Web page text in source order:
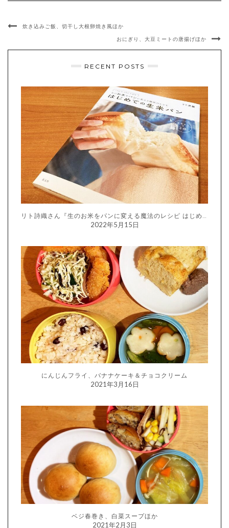
炊き込みご飯、切干し大根卵焼き風ほか
おにぎり、大豆ミートの唐揚げほか
RECENT POSTS
2022年5月15日
にんじんフライ、バナナケーキ＆チョコクリーム
2021年3月16日
ベジ春巻き、白菜スープほか
2021年2月3日